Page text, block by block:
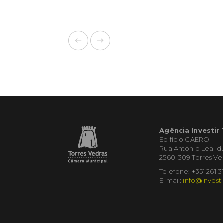
Agência Investir
Edifício CAERO
Rua António Leal
2560-309 Torres
Telefone: +351 261
E-mail: